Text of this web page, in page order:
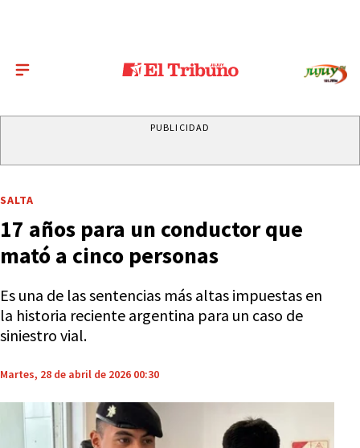
PUBLICIDAD
SALTA
17 años para un conductor que
mató a cinco personas
Es una de las sentencias más altas impuestas en
la historia reciente argentina para un caso de
siniestro vial.
Martes, 28 de abril de 2026 00:30